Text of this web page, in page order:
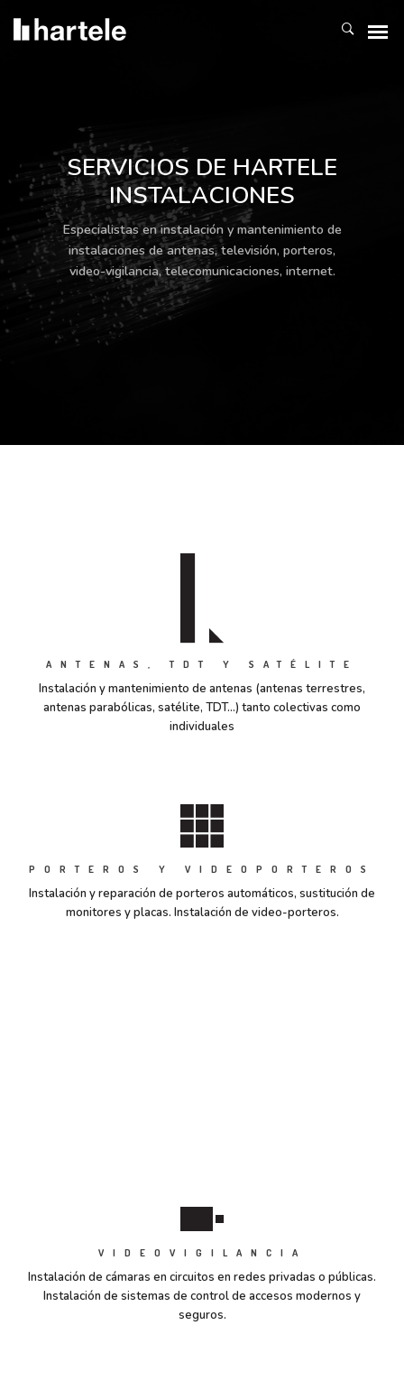
SERVICIOS DE HARTELE
INSTALACIONES
Especialistas en instalación y mantenimiento de
instalaciones de antenas, televisión, porteros,
video-vigilancia, telecomunicaciones, internet.
ANTENAS, TDT Y SATÉLITE
Instalación y mantenimiento de antenas (antenas terrestres,
antenas parabólicas, satélite, TDT…) tanto colectivas como
individuales
PORTEROS Y VIDEOPORTEROS
Instalación y reparación de porteros automáticos, sustitución de
monitores y placas. Instalación de video-porteros.
VIDEOVIGILANCIA
Instalación de cámaras en circuitos en redes privadas o públicas.
Instalación de sistemas de control de accesos modernos y
seguros.